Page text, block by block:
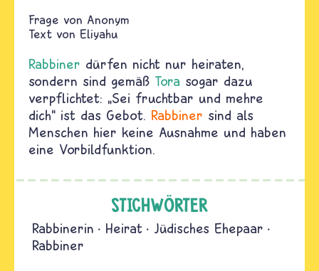
Anonym
Text von Eliyahu
Rabbiner dürfen nicht nur heiraten,
sondern sind gemäß Tora sogar dazu
verpflichtet: „Sei fruchtbar und mehre
dich“ ist das Gebot. Rabbiner sind als
Menschen hier keine Ausnahme und haben
eine Vorbildfunktion.
STICHWÖRTER
Rabbinerin Heirat
Jüdisches Ehepaar
Rabbiner